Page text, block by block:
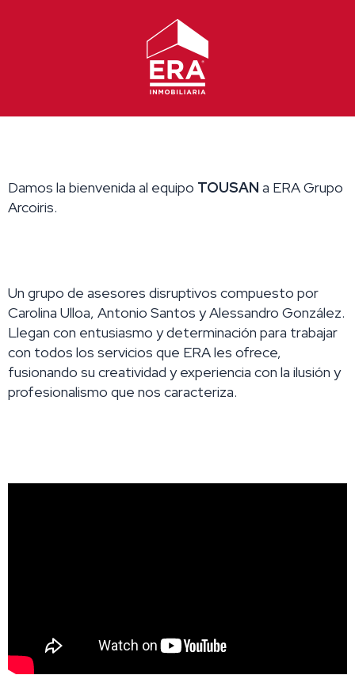
Damos la bienvenida al equipo TOUSAN a ERA Grupo
Arcoiris.
Un grupo de asesores disruptivos compuesto por
Carolina Ulloa, Antonio Santos y Alessandro González.
Llegan con entusiasmo y determinación para trabajar
con todos los servicios que ERA les ofrece,
fusionando su creatividad y experiencia con la ilusión y
profesionalismo que nos caracteriza.